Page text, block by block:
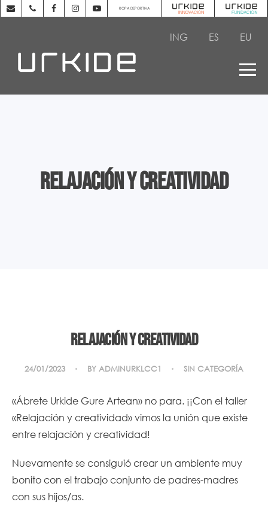
ROPA DEPORTIVA
ING ES EU
Relajación y Creatividad
Relajación y Creatividad
24/01/2023 BY ADMINURKLCC1 SIN CATEGORÍA
«Ábrete Urkide Gure Artean» no para. ¡¡Con el taller
«Relajación y creatividad» vimos la unión que existe
entre relajación y creatividad!
Nuevamente se consiguió crear un ambiente muy
bonito con el trabajo conjunto de padres-madres
con sus hijos/as.